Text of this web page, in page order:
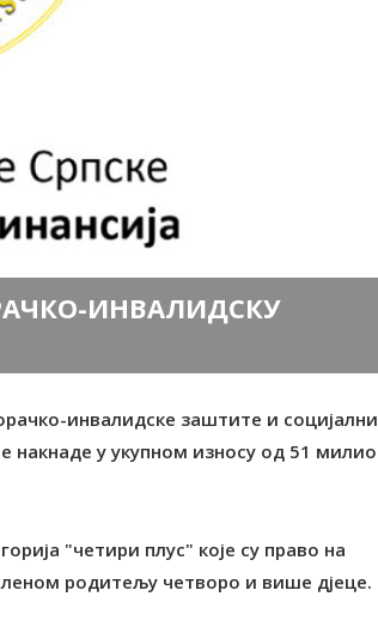
ИНВАЛИДСКУ
инвалидске заштите и
накнаде у укупном износу од 51
"четири плус" које су право на
родитељу четворо и више дјеце.